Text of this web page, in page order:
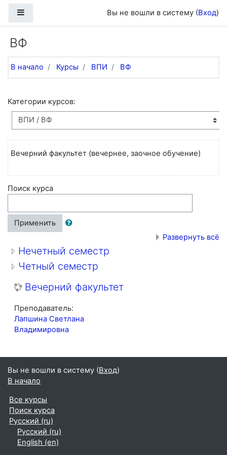
Вы не вошли в систему (Вход)
ВФ
В начало Курсы ВПИ ВФ
Категории курсов:
Вечерний факультет (вечернее, заочное обучение)
Поиск курса
Применить
Развернуть всё
Нечетный семестр
Четный семестр
Вечерний факультет
Преподаватель:
Лапшина Светлана
Владимировна
Вы не вошли в систему (Вход)
В начало
Все курсы
Поиск курса
Русский ‎(ru)‎
Русский ‎(ru)‎
English ‎(en)‎